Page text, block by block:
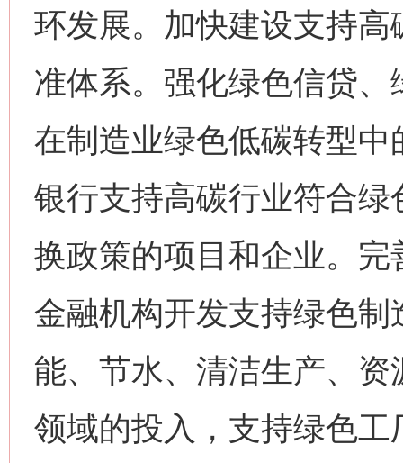
环发展。加快建设支持
准体系。强化绿色信贷
在制造业绿色低碳转型中
银行支持高碳行业符合
换政策的项目和企业。
金融机构开发支持绿色
能、节水、清洁生产、
领域的投入，支持绿色